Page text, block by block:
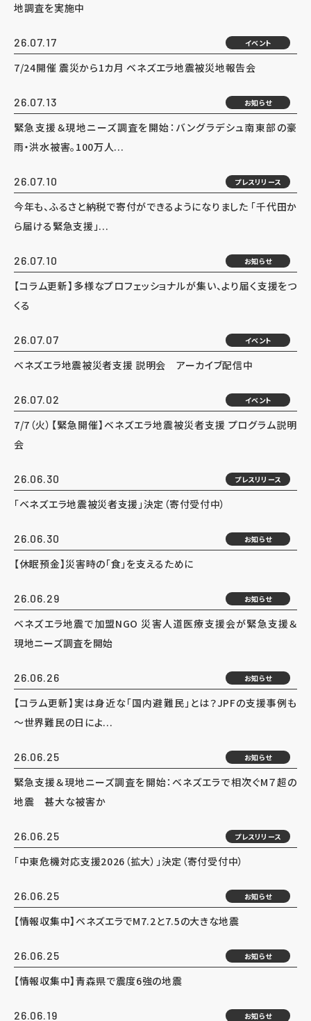
地調査を実施中
26.07.17 イベント
7/24開催 震災から1カ月 ベネズエラ地震被災地報告会
26.07.13 お知らせ
緊急支援＆現地ニーズ調査を開始：バングラデシュ南東部の豪
雨・洪水被害。100万人...
26.07.10 プレスリリース
今年も、ふるさと納税で寄付ができるようになりました 「千代田か
ら届ける緊急支援」...
26.07.10 お知らせ
【コラム更新】多様なプロフェッショナルが集い、より届く支援をつ
くる
26.07.07 イベント
ベネズエラ地震被災者支援 説明会 アーカイブ配信中
26.07.02 イベント
7/7（火）【緊急開催】ベネズエラ地震被災者支援 プログラム説明
会
26.06.30 プレスリリース
「ベネズエラ地震被災者支援」決定（寄付受付中）
26.06.30 お知らせ
【休眠預金】災害時の「食」を支えるために
26.06.29 お知らせ
ベネズエラ地震で加盟NGO 災害人道医療支援会が緊急支援＆
現地ニーズ調査を開始
26.06.26 お知らせ
【コラム更新】実は身近な「国内避難民」とは？JPFの支援事例も
～世界難民の日によ...
26.06.25 お知らせ
緊急支援＆現地ニーズ調査を開始：ベネズエラで相次ぐM７超の
地震 甚大な被害か
26.06.25 プレスリリース
「中東危機対応支援2026（拡大）」決定（寄付受付中）
26.06.25 お知らせ
【情報収集中】ベネズエラでM7.2と7.5の大きな地震
26.06.25 お知らせ
【情報収集中】青森県で震度6強の地震
26.06.19 お知らせ